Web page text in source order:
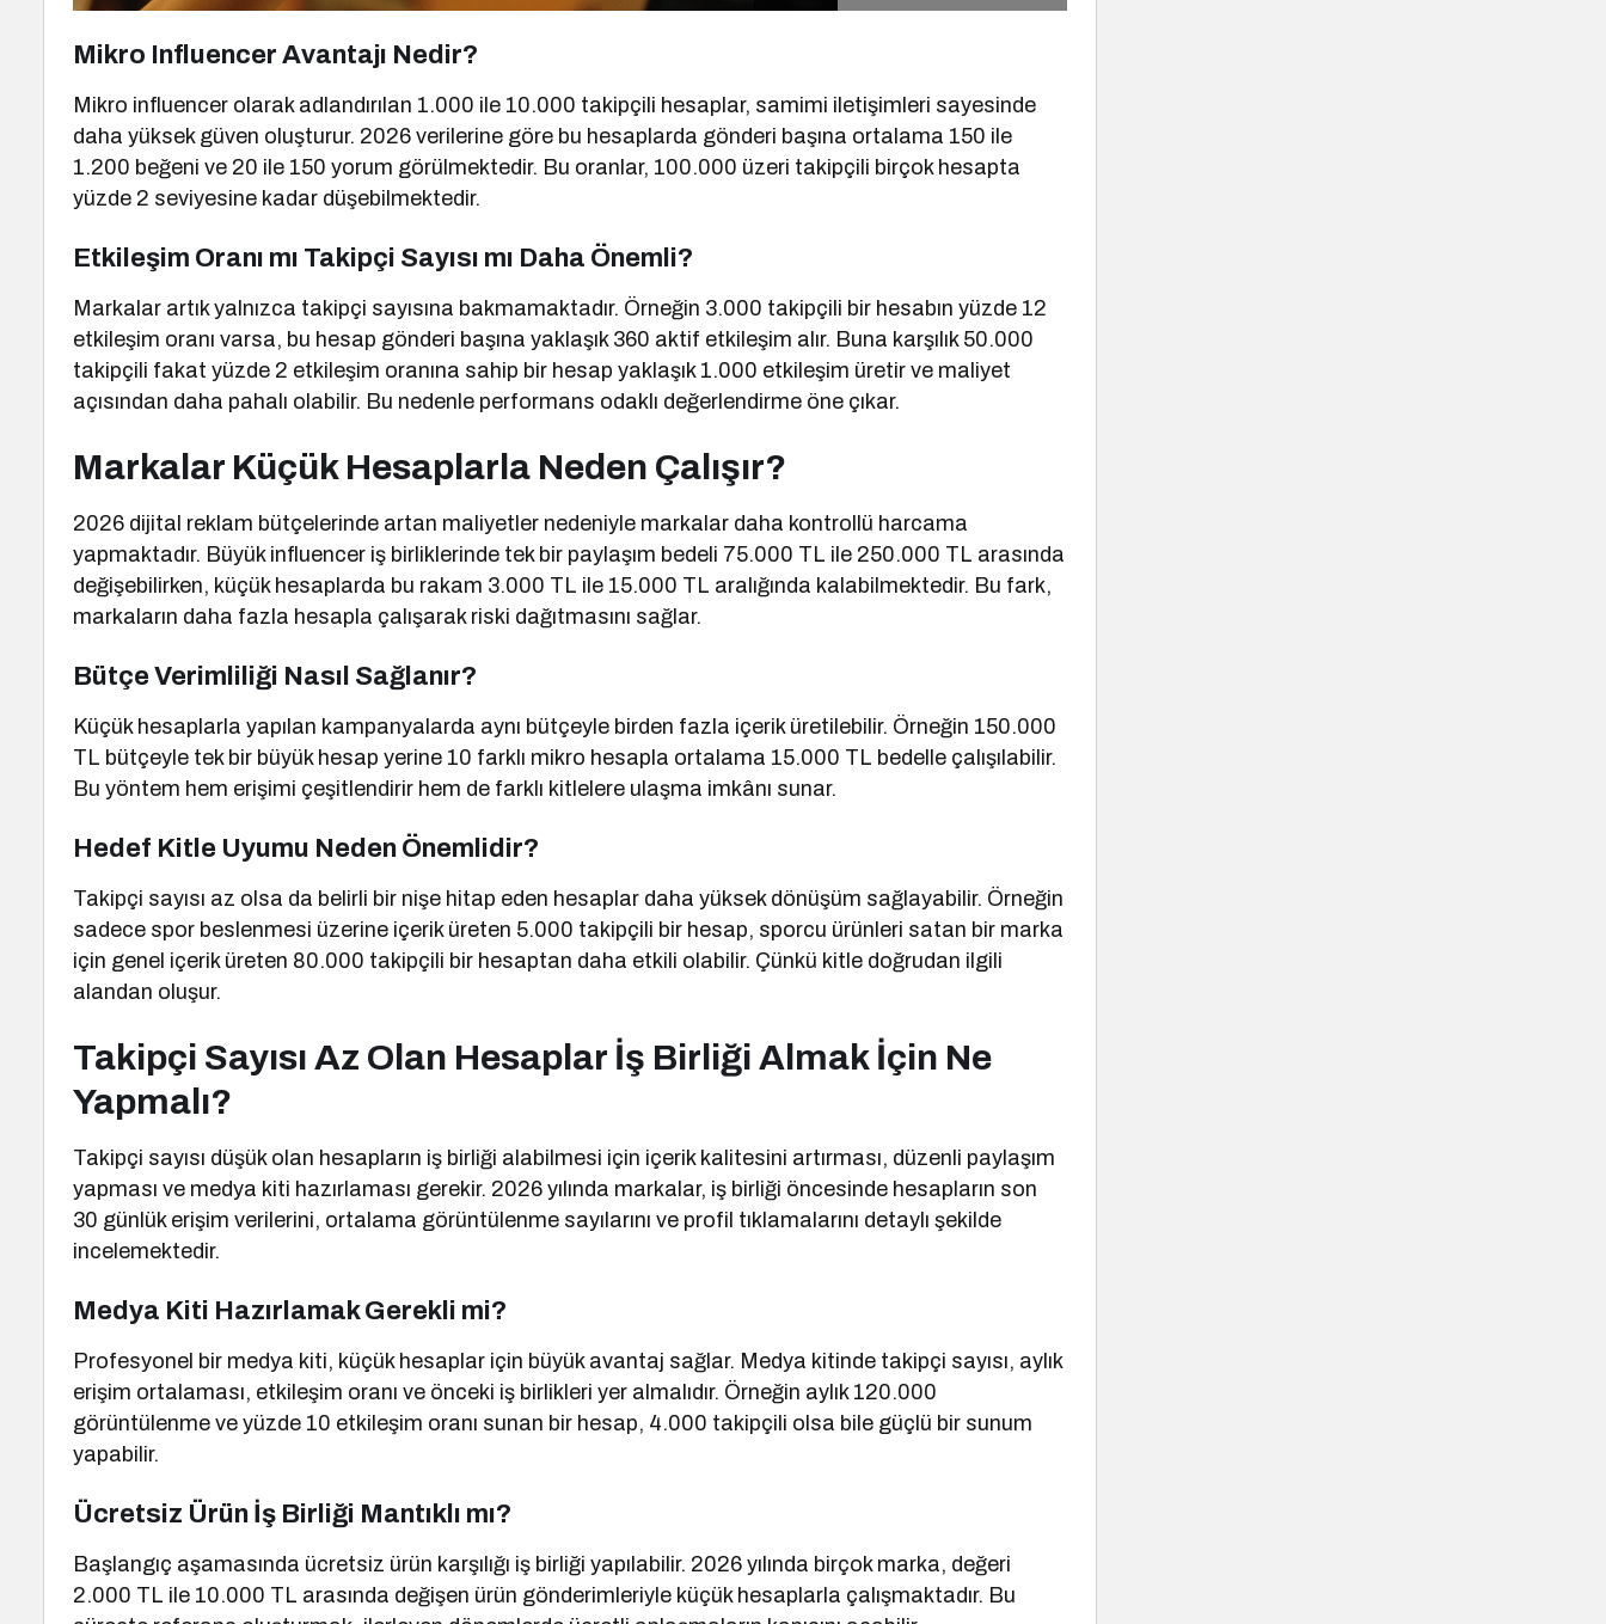
Mikro Influencer Avantajı Nedir?
Mikro influencer olarak adlandırılan 1.000 ile 10.000 takipçili hesaplar, samimi iletişimleri sayesinde
daha yüksek güven oluşturur. 2026 verilerine göre bu hesaplarda gönderi başına ortalama 150 ile
1.200 beğeni ve 20 ile 150 yorum görülmektedir. Bu oranlar, 100.000 üzeri takipçili birçok hesapta
yüzde 2 seviyesine kadar düşebilmektedir.
Etkileşim Oranı mı Takipçi Sayısı mı Daha Önemli?
Markalar artık yalnızca takipçi sayısına bakmamaktadır. Örneğin 3.000 takipçili bir hesabın yüzde 12
etkileşim oranı varsa, bu hesap gönderi başına yaklaşık 360 aktif etkileşim alır. Buna karşılık 50.000
takipçili fakat yüzde 2 etkileşim oranına sahip bir hesap yaklaşık 1.000 etkileşim üretir ve maliyet
açısından daha pahalı olabilir. Bu nedenle performans odaklı değerlendirme öne çıkar.
Markalar Küçük Hesaplarla Neden Çalışır?
2026 dijital reklam bütçelerinde artan maliyetler nedeniyle markalar daha kontrollü harcama
yapmaktadır. Büyük influencer iş birliklerinde tek bir paylaşım bedeli 75.000 TL ile 250.000 TL arasında
değişebilirken, küçük hesaplarda bu rakam 3.000 TL ile 15.000 TL aralığında kalabilmektedir. Bu fark,
markaların daha fazla hesapla çalışarak riski dağıtmasını sağlar.
Bütçe Verimliliği Nasıl Sağlanır?
Küçük hesaplarla yapılan kampanyalarda aynı bütçeyle birden fazla içerik üretilebilir. Örneğin 150.000
TL bütçeyle tek bir büyük hesap yerine 10 farklı mikro hesapla ortalama 15.000 TL bedelle çalışılabilir.
Bu yöntem hem erişimi çeşitlendirir hem de farklı kitlelere ulaşma imkânı sunar.
Hedef Kitle Uyumu Neden Önemlidir?
Takipçi sayısı az olsa da belirli bir nişe hitap eden hesaplar daha yüksek dönüşüm sağlayabilir. Örneğin
sadece spor beslenmesi üzerine içerik üreten 5.000 takipçili bir hesap, sporcu ürünleri satan bir marka
için genel içerik üreten 80.000 takipçili bir hesaptan daha etkili olabilir. Çünkü kitle doğrudan ilgili
alandan oluşur.
Takipçi Sayısı Az Olan Hesaplar İş Birliği Almak İçin Ne
Yapmalı?
Takipçi sayısı düşük olan hesapların iş birliği alabilmesi için içerik kalitesini artırması, düzenli paylaşım
yapması ve medya kiti hazırlaması gerekir. 2026 yılında markalar, iş birliği öncesinde hesapların son
30 günlük erişim verilerini, ortalama görüntülenme sayılarını ve profil tıklamalarını detaylı şekilde
incelemektedir.
Medya Kiti Hazırlamak Gerekli mi?
Profesyonel bir medya kiti, küçük hesaplar için büyük avantaj sağlar. Medya kitinde takipçi sayısı, aylık
erişim ortalaması, etkileşim oranı ve önceki iş birlikleri yer almalıdır. Örneğin aylık 120.000
görüntülenme ve yüzde 10 etkileşim oranı sunan bir hesap, 4.000 takipçili olsa bile güçlü bir sunum
yapabilir.
Ücretsiz Ürün İş Birliği Mantıklı mı?
Başlangıç aşamasında ücretsiz ürün karşılığı iş birliği yapılabilir. 2026 yılında birçok marka, değeri
2.000 TL ile 10.000 TL arasında değişen ürün gönderimleriyle küçük hesaplarla çalışmaktadır. Bu